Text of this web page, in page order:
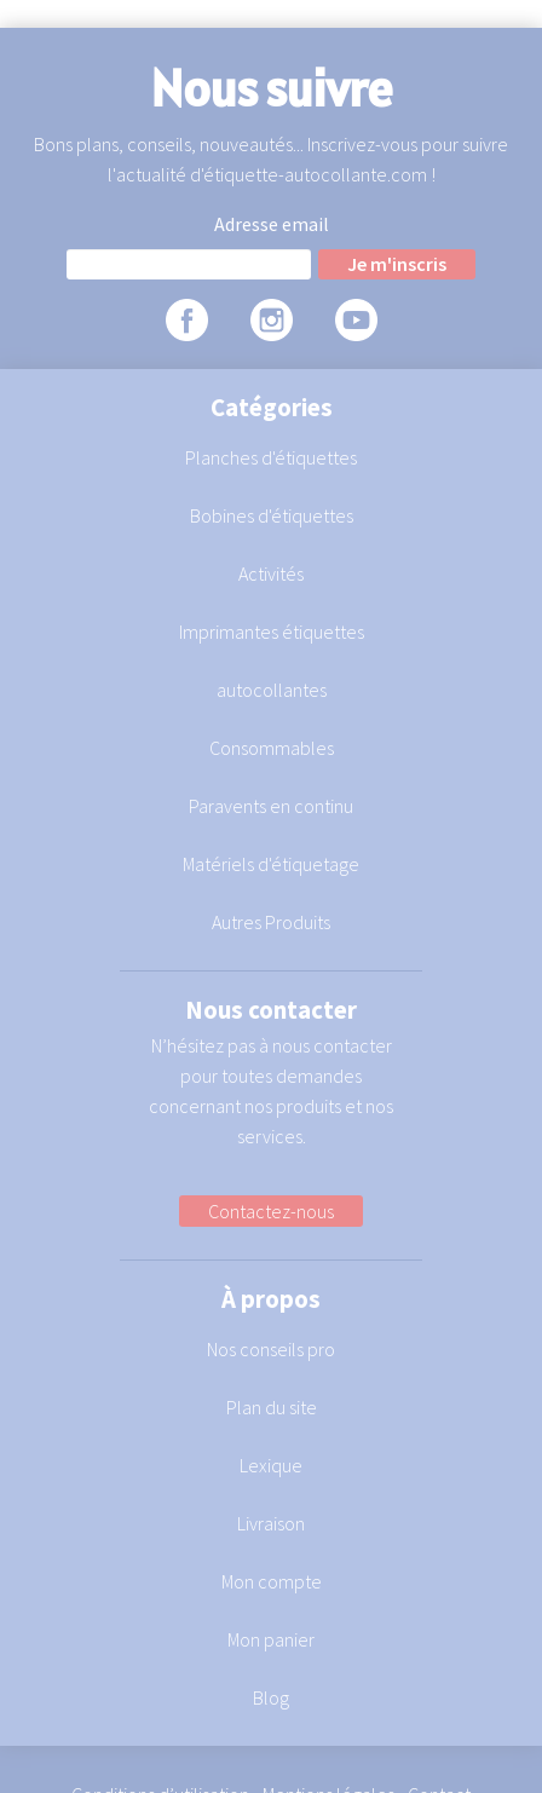
Nous suivre
Bons plans, conseils, nouveautés... Inscrivez-vous pour suivre
l'actualité d'étiquette-autocollante.com !
Adresse email
Catégories
Planches d'étiquettes
Bobines d'étiquettes
Activités
Imprimantes étiquettes
autocollantes
Consommables
Paravents en continu
Matériels d'étiquetage
Autres Produits
Nous contacter
N’hésitez pas à nous contacter
pour toutes demandes
concernant nos produits et nos
services.
Contactez-nous
À propos
Nos conseils pro
Plan du site
Lexique
Livraison
Mon compte
Mon panier
Blog